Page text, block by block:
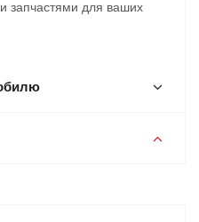
запчастями для ваших